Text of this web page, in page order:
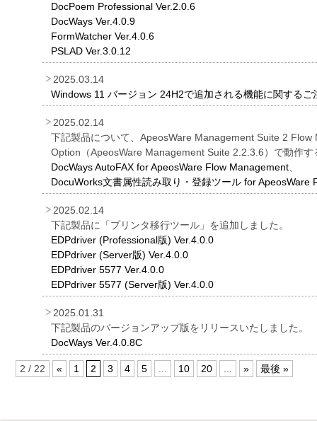
DocPoem Professional Ver.2.0.6
DocWays Ver.4.0.9
FormWatcher Ver.4.0.6
PSLAD Ver.3.0.12
2025.03.14
Windows 11 バージョン 24H2で追加される機能に関するご
2025.02.14
下記製品について、ApeosWare Management Suite 2 Flow
Option（ApeosWare Management Suite 2.2.3.6）で動作
DocWays AutoFAX for ApeosWare Flow Management
DocuWorks文書属性読み取り・登録ツール for ApeosWare
2025.02.14
下記製品に「プリンタ移行ツール」を追加しました。
EDPdriver (Professional版) Ver.4.0.0
EDPdriver (Server版) Ver.4.0.0
EDPdriver 5577 Ver.4.0.0
EDPdriver 5577 (Server版) Ver.4.0.0
2025.01.31
下記製品のバージョンアップ版をリリースいたしました。
DocWays Ver.4.0.8C
2 / 22 « 1 2 3 4 5 10 20 » 最後 »